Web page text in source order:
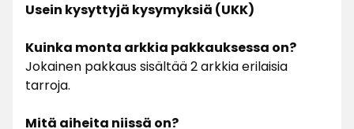
Usein kysyttyjä kysymyksiä (UKK)
Kuinka monta arkkia pakkauksessa on?
Jokainen pakkaus sisältää 2 arkkia erilaisia
tarroja.
Mitä aiheita niissä on?